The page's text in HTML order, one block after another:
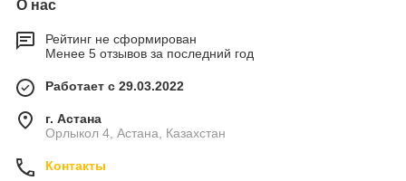
О нас
Рейтинг не сформирован
Менее 5 отзывов за последний год
Работает с 29.03.2022
г. Астана
Орлыкол 4, Астана, Казахстан
Контакты